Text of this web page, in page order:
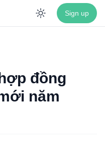
Enable
Sign up
đồng
năm